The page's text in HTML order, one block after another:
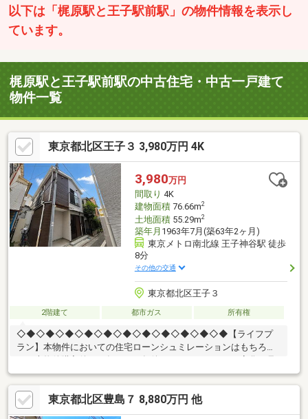
以下は「梶原駅と王子駅前駅」の物件情報を表示し
ています。
梶原駅と王子駅前駅の中古住宅・中古一戸建て
物件一覧
東京都北区王子３ 3,980万円 4K
3,980万円
間取り 4K
建物面積76.66m2
土地面積55.29m2
築年月 1963年7月(築63年2ヶ月)
東京メトロ南北線 王子神谷駅 徒歩
8分
その他の交通
東京都北区王子３
2階建て 都市ガス 所有権
◇◆◇◆◇◆◇◆◇◆◇◆◇◆◇◆◇◆◇◆◇◆【ライフプ
ラン】本物件においての住宅ローンシュミレーションはもちろ
据えた長期的なライフプランシュミレーションを実施します。
【物件調査報告書】本物件に関する独自の物件調査報告書を作成
します。重要事項説明に載らないような住んでから気になる事項
を色々な角度から調査してお客様にとっての購入リスクの有無を
東京都北区豊島７ 8,880万円 他